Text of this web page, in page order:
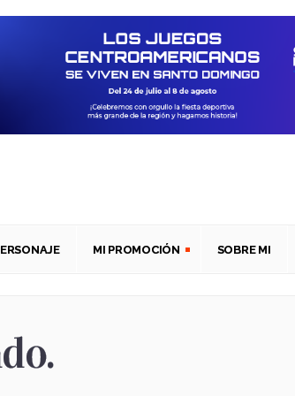
MI PROMOCIÓN SOBRE MI